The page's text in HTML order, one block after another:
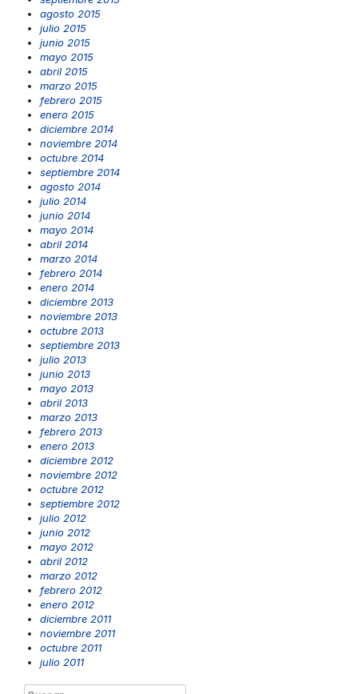
agosto 2015
julio 2015
junio 2015
mayo 2015
abril 2015
marzo 2015
febrero 2015
enero 2015
diciembre 2014
noviembre 2014
octubre 2014
septiembre 2014
agosto 2014
julio 2014
junio 2014
mayo 2014
abril 2014
marzo 2014
febrero 2014
enero 2014
diciembre 2013
noviembre 2013
octubre 2013
septiembre 2013
julio 2013
junio 2013
mayo 2013
abril 2013
marzo 2013
febrero 2013
enero 2013
diciembre 2012
noviembre 2012
octubre 2012
septiembre 2012
julio 2012
junio 2012
mayo 2012
abril 2012
marzo 2012
febrero 2012
enero 2012
diciembre 2011
noviembre 2011
octubre 2011
julio 2011
Buscar: